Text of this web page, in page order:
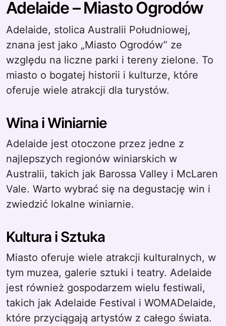
Adelaide – Miasto Ogrodów
Adelaide, stolica Australii Południowej,
znana jest jako „Miasto Ogrodów” ze
względu na liczne parki i tereny zielone. To
miasto o bogatej historii i kulturze, które
oferuje wiele atrakcji dla turystów.
Wina i Winiarnie
Adelaide jest otoczone przez jedne z
najlepszych regionów winiarskich w
Australii, takich jak Barossa Valley i McLaren
Vale. Warto wybrać się na degustację win i
zwiedzić lokalne winiarnie.
Kultura i Sztuka
Miasto oferuje wiele atrakcji kulturalnych, w
tym muzea, galerie sztuki i teatry. Adelaide
jest również gospodarzem wielu festiwali,
takich jak Adelaide Festival i WOMADelaide,
które przyciągają artystów z całego świata.